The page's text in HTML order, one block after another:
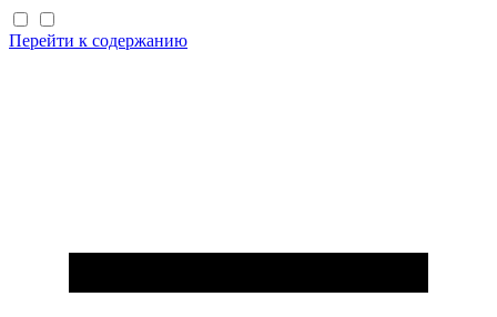
Перейти к содержанию